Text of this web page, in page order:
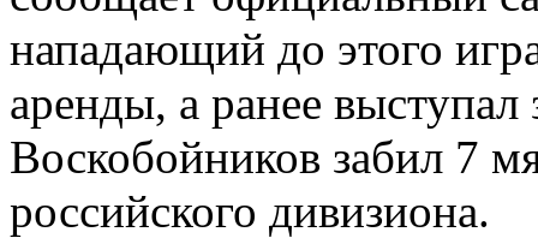
нападающий до этого
аренды, а ранее
Воскобойников забил 7
российского дивизиона.